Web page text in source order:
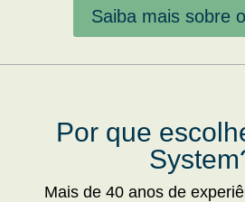
Saiba mais sobre
Por que
Mais de 40 anos de